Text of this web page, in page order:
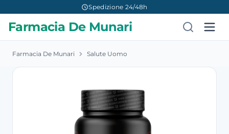
Spedizione 24/48h
Farmacia De Munari
Farmacia De Munari Salute Uomo